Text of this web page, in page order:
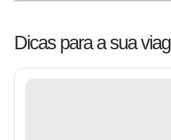
Dicas para a sua